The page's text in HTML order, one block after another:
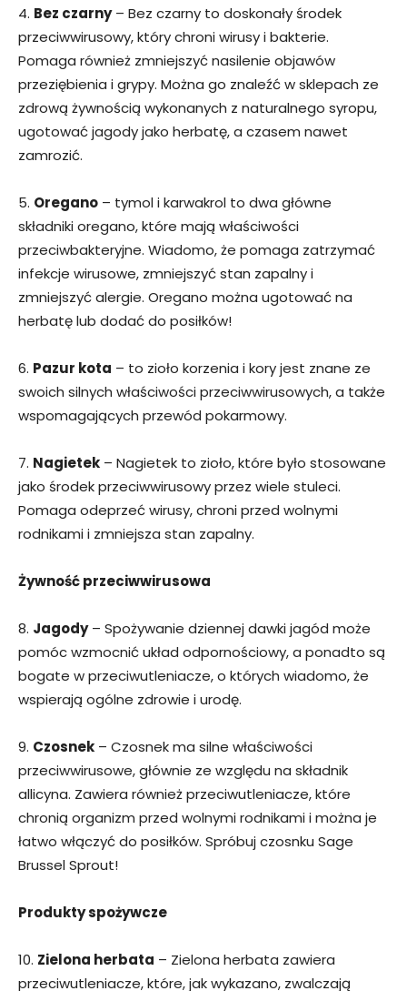
4. Bez czarny– Bez czarny to doskonały środek
przeciwwirusowy, który chroni wirusy i bakterie.
Pomaga również zmniejszyć nasilenie objawów
przeziębienia i grypy. Można go znaleźć w sklepach ze
zdrową żywnością wykonanych z naturalnego syropu,
ugotować jagody jako herbatę, a czasem nawet
zamrozić.
5. Oregano – tymol i karwakrol to dwa główne
składniki oregano, które mają właściwości
przeciwbakteryjne. Wiadomo, że pomaga zatrzymać
infekcje wirusowe, zmniejszyć stan zapalny i
zmniejszyć alergie. Oregano można ugotować na
herbatę lub dodać do posiłków!
6. Pazur kota – to zioło korzenia i kory jest znane ze
swoich silnych właściwości przeciwwirusowych, a także
wspomagających przewód pokarmowy.
7. Nagietek – Nagietek to zioło, które było stosowane
jako środek przeciwwirusowy przez wiele stuleci.
Pomaga odeprzeć wirusy, chroni przed wolnymi
rodnikami i zmniejsza stan zapalny.
Żywność przeciwwirusowa
8. Jagody– Spożywanie dziennej dawki jagód może
pomóc wzmocnić układ odpornościowy, a ponadto są
bogate w przeciwutleniacze, o których wiadomo, że
wspierają ogólne zdrowie i urodę.
9. Czosnek – Czosnek ma silne właściwości
przeciwwirusowe, głównie ze względu na składnik
allicyna. Zawiera również przeciwutleniacze, które
chronią organizm przed wolnymi rodnikami i można je
łatwo włączyć do posiłków. Spróbuj czosnku Sage
Brussel Sprout!
Produkty spożywcze
10. Zielona herbata – Zielona herbata zawiera
przeciwutleniacze, które, jak wykazano, zwalczają